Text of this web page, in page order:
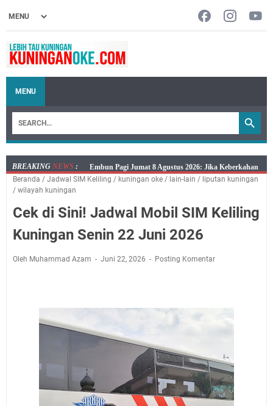
MENU
BREAKING NEWS :
Embun Pagi Jumat 8 Agustus 2026: Jika Keberkahan
Dicabut Dari Hidupmu, Kamu Akan Tetap Berjalan
Salat Lima Waktu itu Bukan Cuma Kewajiban, Tapi
juga Tempat Beristirahat yang Paling Menenangkan, Ini
Nobar Final Piala Presiden 2026 Bersama Kebo Bule
Uniku Jadi Tuan Rumah Pendampingan Penyusunan
Sudahkah Kita Merdeka Dari Hawa Nafsu?
Info Sembako di Pasar Kepuh Kuningan Kamis 6
Agustus 2026, Daging Naik, Telur Turun
Beranda / Jadwal SIM Keliling / kuningan oke / lain-lain / liputan kuningan
/ wilayah kuningan
Cek di Sini! Jadwal Mobil SIM Keliling
Kuningan Senin 22 Juni 2026
Oleh Muhammad Azam Juni 22, 2026 Posting Komentar